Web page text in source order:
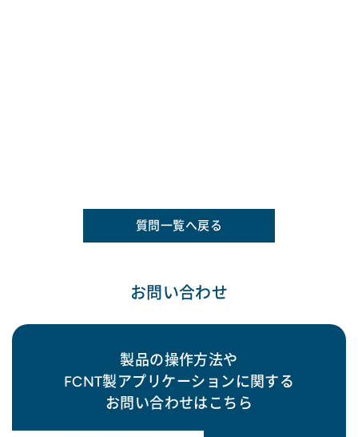
質問一覧へ戻る
お問い合わせ
製品の操作方法や
FCNT製アプリケーションに関する
お問い合わせはこちら